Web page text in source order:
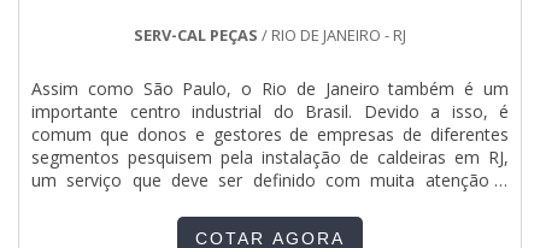
SERV-CAL PEÇAS / RIO DE JANEIRO - RJ
Assim como São Paulo, o Rio de Janeiro também é um
importante centro industrial do Brasil. Devido a isso, é
comum que donos e gestores de empresas de diferentes
segmentos pesquisem pela instalação de caldeiras em RJ,
um serviço que deve ser definido com muita atenção e
SERVIÇOTratando-se da instalação de caldeiras, é
COTAR AGORA